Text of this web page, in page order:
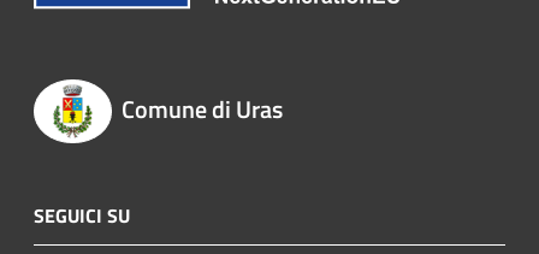
Comune di Uras
SEGUICI SU